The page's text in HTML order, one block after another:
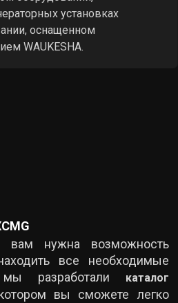
в морском
промышленном
нефтяном и
нужна возможность
все необходимые
разработали
каталог
вы сможете легко